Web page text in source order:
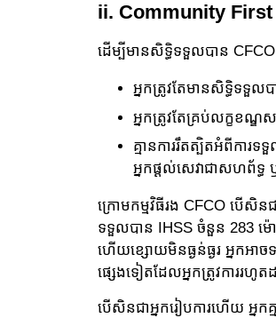
ii. Community First
ដើម្បីមានសិទ្ធិទទួលបាន CFCO
អ្នកត្រូវតែមានសិទ្ធិទទួ
អ្នកត្រូវតែគ្រប់លក្ខខណ្ឌ
គ្មានការរឹតត្បិតអំពីការ
អ្នក​ផ្ដល់សេវាជាសហព័ទ្ធ
ក្រោមកម្មវិធីរង CFCO បើសិន
ទទួល​​បាន IHSS ចំនួន 283 ម៉ោ
ហើយ​ខ្សោយ​មិន​ធ្ង​ន់ធ្ងរ អ្នក​អា
ផ្សេងទៀ​ត​ដែល​អ្នកត្រូវការរ
បើសិនជាអ្នករៀបការហើយ អ្នក